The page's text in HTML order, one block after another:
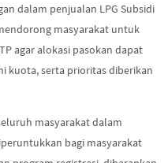
dalam penjualan LPG Subsidi
masyarakat untuk
agar alokasi pasokan dapat
kuota, serta prioritas diberikan
masyarakat dalam
bagi masyarakat